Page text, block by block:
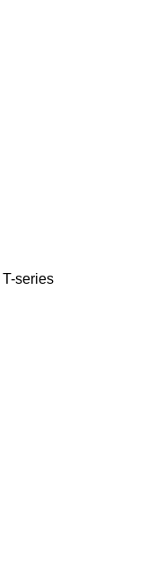
T-series